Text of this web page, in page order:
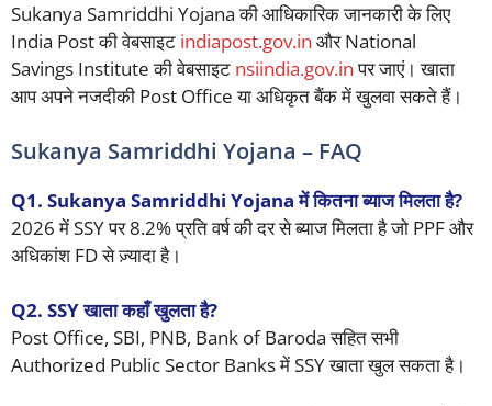
Sukanya Samriddhi Yojana की आधिकारिक जानकारी के लिए
India Post की वेबसाइट indiapost.gov.in और National
Savings Institute की वेबसाइट nsiindia.gov.inपर जाएं। खाता
आप अपने नजदीकी Post Office या अधिकृत बैंक में खुलवा सकते हैं।
Sukanya Samriddhi Yojana – FAQ
Q1. Sukanya Samriddhi Yojana में कितना ब्याज मिलता है?
2026 में SSY पर 8.2% प्रति वर्ष की दर से ब्याज मिलता है जो PPF और
अधिकांश FD से ज़्यादा है।
Q2. SSY खाता कहाँ खुलता है?
Post Office, SBI, PNB, Bank of Baroda सहित सभी
Authorized Public Sector Banks में SSY खाता खुल सकता है।